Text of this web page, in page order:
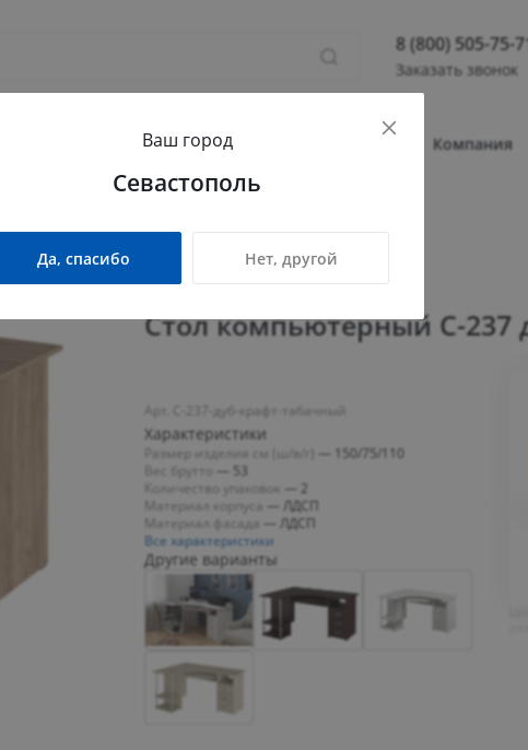
8 (800) 505-75-
Севастополь
Заказать звонок
Гостиная Детская Компания
С-237 дуб крафт табачный
Стол компьютерный С-237
Арт. С-237-дуб-крафт-табачный
Характеристики
Размер изделия см (ш/в/г) — 150/75/110
— 53
Количество упаковок — 2
Материал корпуса
— ЛДСП
Материал фасада
— ЛДСП
Все характеристики
Другие варианты
Ваш город
Севастополь
Да, спасибо Нет, другой